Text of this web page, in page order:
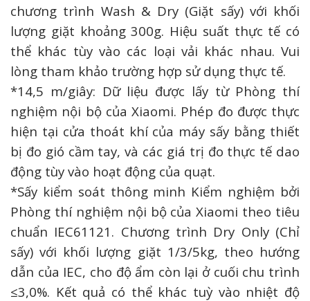
chương trình Wash & Dry (Giặt sấy) với khối
lượng giặt khoảng 300g. Hiệu suất thực tế có
thể khác tùy vào các loại vải khác nhau. Vui
lòng tham khảo trường hợp sử dụng thực tế.
*14,5 m/giây: Dữ liệu được lấy từ Phòng thí
nghiệm nội bộ của Xiaomi. Phép đo được thực
hiện tại cửa thoát khí của máy sấy bằng thiết
bị đo gió cầm tay, và các giá trị đo thực tế dao
động tùy vào hoạt động của quạt.
*Sấy kiểm soát thông minh Kiểm nghiệm bởi
Phòng thí nghiệm nội bộ của Xiaomi theo tiêu
chuẩn IEC61121. Chương trình Dry Only (Chỉ
sấy) với khối lượng giặt 1/3/5kg, theo hướng
dẫn của IEC, cho độ ẩm còn lại ở cuối chu trình
≤3,0%. Kết quả có thể khác tuỳ vào nhiệt độ